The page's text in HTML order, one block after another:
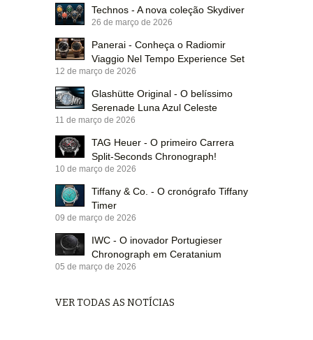
Technos - A nova coleção Skydiver
26 de março de 2026
Panerai - Conheça o Radiomir
Viaggio Nel Tempo Experience Set
12 de março de 2026
Glashütte Original - O belíssimo
Serenade Luna Azul Celeste
11 de março de 2026
TAG Heuer - O primeiro Carrera
Split-Seconds Chronograph!
10 de março de 2026
Tiffany & Co. - O cronógrafo Tiffany
Timer
09 de março de 2026
IWC - O inovador Portugieser
Chronograph em Ceratanium
05 de março de 2026
VER TODAS AS NOTÍCIAS